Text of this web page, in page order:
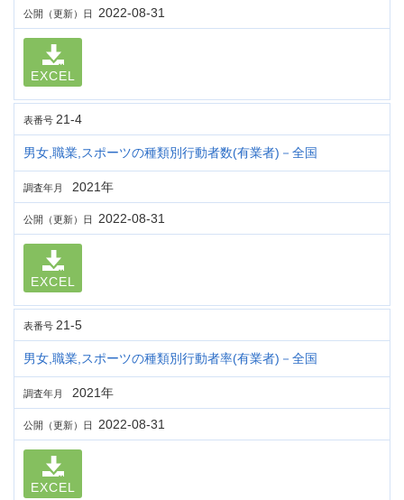
公開（更新）日 2022-08-31
EXCEL
表番号 21-4
男女,職業,スポーツの種類別行動者数(有業者)－全国
調査年月 2021年
公開（更新）日 2022-08-31
EXCEL
表番号 21-5
男女,職業,スポーツの種類別行動者率(有業者)－全国
調査年月 2021年
公開（更新）日 2022-08-31
EXCEL